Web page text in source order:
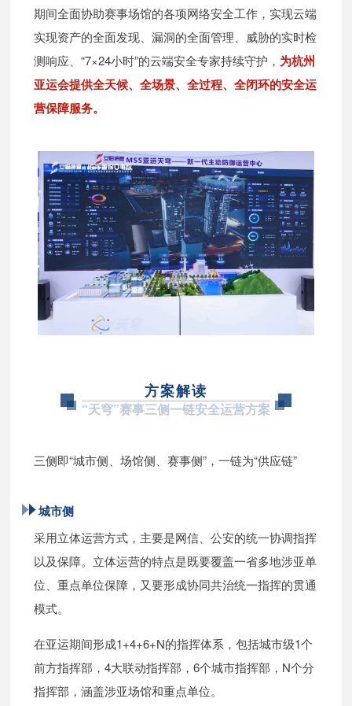
期间全面协助赛事场馆的各项网络安全工作，实现云端
实现资产的全面发现、漏洞的全面管理、威胁的实时检
测响应、“7×24小时”的云端安全专家持续守护， 为杭州
亚运会提供全天候、全场景、全过程、全闭环的安全运
营保障服务。
方案解读
“天穹”赛事三侧一链安全运营方案
三侧即“城市侧、场馆侧、赛事侧”，一链为“供应链”
城市侧
采用立体运营方式，主要是网信、公安的统一协调指挥
以及保障。立体运营的特点是既要覆盖一省多地涉亚单
位、重点单位保障，又要形成协同共治统一指挥的贯通
模式。
在亚运期间形成1+4+6+N的指挥体系，包括城市级1个
前方指挥部，4大联动指挥部，6个城市指挥部，N个分
指挥部，涵盖涉亚场馆和重点单位。